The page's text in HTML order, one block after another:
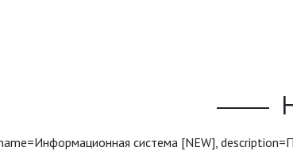
система [NEW],